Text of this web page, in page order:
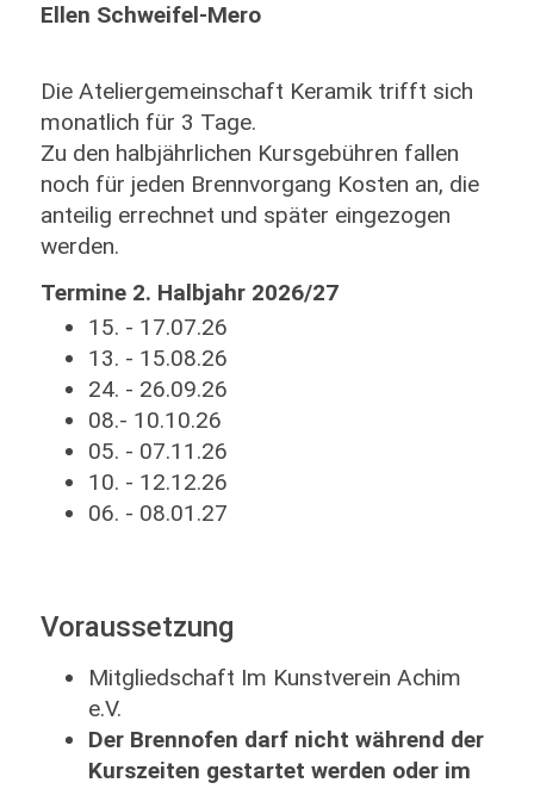
Ellen Schweifel-Mero
Die Ateliergemeinschaft Keramik trifft sich
monatlich für 3 Tage.
Zu den halbjährlichen Kursgebühren fallen
noch für jeden Brennvorgang Kosten an, die
anteilig errechnet und später eingezogen
werden.
Termine 2. Halbjahr 2026/27
15. - 17.07.26
13. - 15.08.26
24. - 26.09.26
08.- 10.10.26
05. - 07.11.26
10. - 12.12.26
06. - 08.01.27
Voraussetzung
Mitgliedschaft Im Kunstverein Achim
e.V.
Der Brennofen darf nicht während der
Kurszeiten gestartet werden oder im